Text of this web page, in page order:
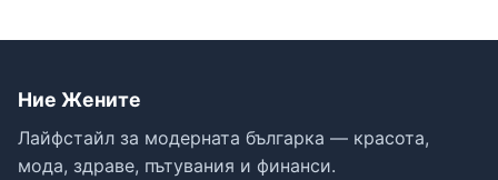
Ние Жените
Лайфстайл за модерната българка — красота,
мода, здраве, пътувания и финанси.